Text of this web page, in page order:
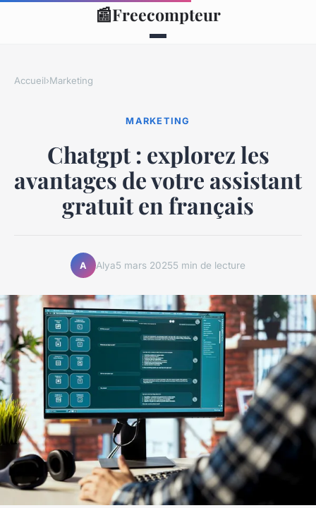
📰Freecompteur
Accueil›Marketing
MARKETING
Chatgpt : explorez les
avantages de votre assistant
gratuit en français
A Alya5 mars 20255 min de lecture